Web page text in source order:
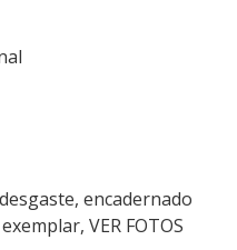
Nacional
368
encadernado
VER FOTOS